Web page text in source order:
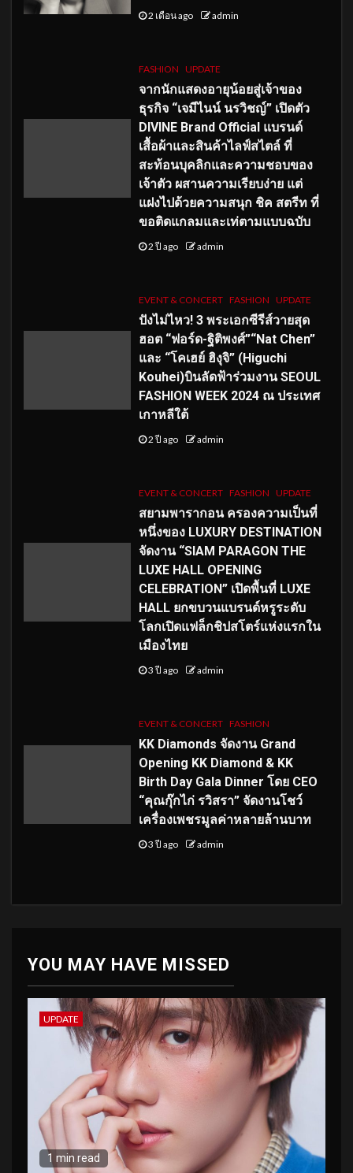
2 เดือน ago admin
FASHION UPDATE
จากนักแสดงอายุน้อยสู่เจ้าของ
ธุรกิจ “เจมีไนน์ นรวิชญ์” เปิดตัว
DIVINE Brand Official แบรนด์
เสื้อผ้าและสินค้าไลฟ์สไตล์ ที่
สะท้อนบุคลิกและความชอบของ
เจ้าตัว ผสานความเรียบง่าย แต่
แฝงไปด้วยความสนุก ชิค สตรีท ที่
ขอติดแกลมและเท่ตามแบบฉบับ
2 ปี ago admin
EVENT & CONCERT FASHION UPDATE
ปังไม่ไหว! 3 พระเอกซีรีส์วายสุด
ฮอต “ฟอร์ด-ฐิติพงศ์”“Nat Chen”
และ “โคเฮย์ ฮิงุจิ” (Higuchi
Kouhei)บินลัดฟ้าร่วมงาน SEOUL
FASHION WEEK 2024 ณ ประเทศ
เกาหลีใต้
2 ปี ago admin
EVENT & CONCERT FASHION UPDATE
สยามพารากอน ครองความเป็นที่
หนึ่งของ LUXURY DESTINATION
จัดงาน “SIAM PARAGON THE
LUXE HALL OPENING
CELEBRATION” เปิดพื้นที่ LUXE
HALL ยกขบวนแบรนด์หรูระดับ
โลกเปิดแฟล็กชิปสโตร์แห่งแรกใน
เมืองไทย
3 ปี ago admin
EVENT & CONCERT FASHION
KK Diamonds จัดงาน Grand
Opening KK Diamond & KK
Birth Day Gala Dinner โดย CEO
“คุณกุ๊กไก่ รวิสรา” จัดงานโชว์
เครื่องเพชรมูลค่าหลายล้านบาท
3 ปี ago admin
YOU MAY HAVE MISSED
UPDATE
1 min read